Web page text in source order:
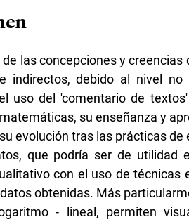
de las concepciones y
indirectos, debido al nivel
uso del 'comentario de
su enseñanza y
evolución tras las prácticas
que podría ser de utilidad
con el uso de
obtenidas. Más
- lineal, permiten